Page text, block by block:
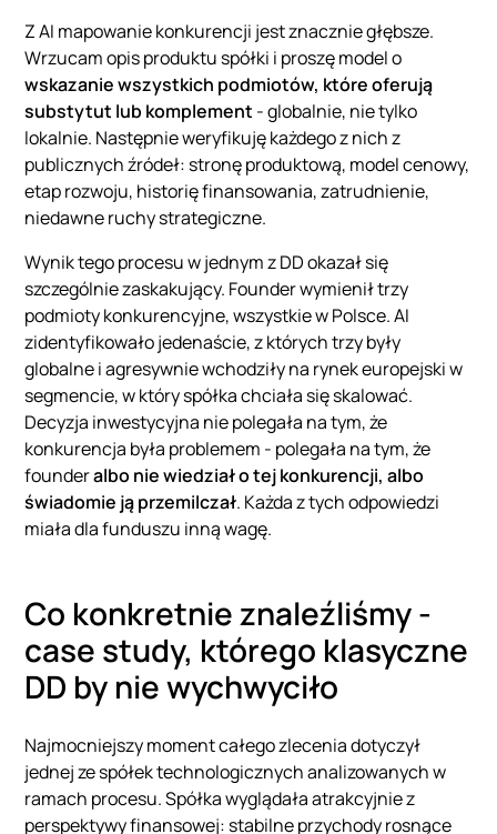
Z AI mapowanie konkurencji jest znacznie głębsze.
Wrzucam opis produktu spółki i proszę model o
wskazanie wszystkich podmiotów, które oferują
substytut lub komplement - globalnie, nie tylko
lokalnie. Następnie weryfikuję każdego z nich z
publicznych źródeł: stronę produktową, model cenowy,
etap rozwoju, historię finansowania, zatrudnienie,
niedawne ruchy strategiczne.
Wynik tego procesu w jednym z DD okazał się
szczególnie zaskakujący. Founder wymienił trzy
podmioty konkurencyjne, wszystkie w Polsce. AI
zidentyfikowało jedenaście, z których trzy były
globalne i agresywnie wchodziły na rynek europejski w
segmencie, w który spółka chciała się skalować.
Decyzja inwestycyjna nie polegała na tym, że
konkurencja była problemem - polegała na tym, że
founderalbo nie wiedział o tej konkurencji, albo
świadomie ją przemilczał. Każda z tych odpowiedzi
miała dla funduszu inną wagę.
Co konkretnie znaleźliśmy -
case study, którego klasyczne
DD by nie wychwyciło
Najmocniejszy moment całego zlecenia dotyczył
jednej ze spółek technologicznych analizowanych w
ramach procesu. Spółka wyglądała atrakcyjnie z
perspektywy finansowej: stabilne przychody rosnące